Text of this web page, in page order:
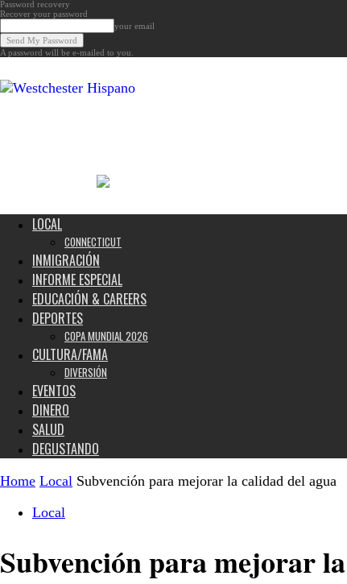
Password recovery
Recover your password
your email
A password will be e-mailed to you.
Noticias
LOCAL
CONNECTICUT
INMIGRACIÓN
INFORME ESPECIAL
EDUCACIÓN & CAREERS
DEPORTES
COPA MUNDIAL 2026
CULTURA/FAMA
DIVERSIÓN
EVENTOS
DINERO
SALUD
DEGUSTANDO
Home Local Subvención para mejorar la calidad del agua
Local
Subvención para mejorar